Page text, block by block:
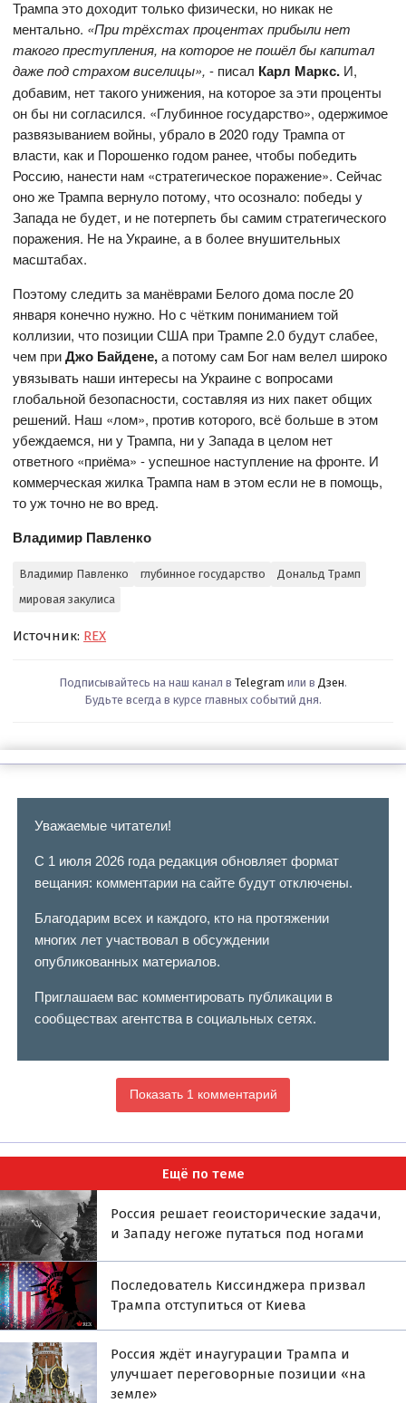
Трампа это доходит только физически, но никак не
ментально. «При трёхстах процентах прибыли нет
такого преступления, на которое не пошёл бы капитал
даже под страхом виселицы»,- писал Карл Маркс. И,
добавим, нет такого унижения, на которое за эти проценты
он бы ни согласился. «Глубинное государство», одержимое
развязыванием войны, убрало в 2020 году Трампа от
власти, как и Порошенко годом ранее, чтобы победить
Россию, нанести нам «стратегическое поражение». Сейчас
оно же Трампа вернуло потому, что осознало: победы у
Запада не будет, и не потерпеть бы самим стратегического
поражения. Не на Украине, а в более внушительных
масштабах.
Поэтому следить за манёврами Белого дома после 20
января конечно нужно. Но с чётким пониманием той
коллизии, что позиции США при Трампе 2.0 будут слабее,
чем приДжо Байдене,а потому сам Бог нам велел широко
увязывать наши интересы на Украине с вопросами
глобальной безопасности, составляя из них пакет общих
решений. Наш «лом», против которого, всё больше в этом
убеждаемся, ни у Трампа, ни у Запада в целом нет
ответного «приёма» - успешное наступление на фронте. И
коммерческая жилка Трампа нам в этом если не в помощь,
то уж точно не во вред.
Владимир Павленко
Владимир Павленко глубинное государство
Дональд Трамп
мировая закулиса
Источник: REX
Подписывайтесь на наш канал в Telegram или в Дзен.
Будьте всегда в курсе главных событий дня.
Уважаемые читатели!
С 1 июля 2026 года редакция обновляет формат
вещания: комментарии на сайте будут отключены.
Благодарим всех и каждого, кто на протяжении
многих лет участвовал в обсуждении
опубликованных материалов.
Приглашаем вас комментировать публикации в
сообществах агентства в социальных сетях.
Показать 1 комментарий
Ещё по теме
Россия решает геоисторические задачи,
и Западу негоже путаться под ногами
Последователь Киссинджера призвал
Трампа отступиться от Киева
Россия ждёт инаугурации Трампа и
улучшает переговорные позиции «на
земле»